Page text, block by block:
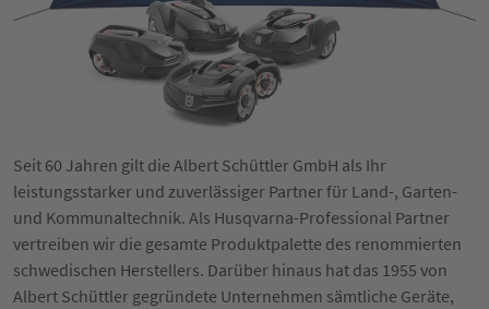
Seit 60 Jahren gilt die Albert Schüttler GmbH als Ihr
leistungsstarker und zuverlässiger Partner für Land-, Garten-
und Kommunaltechnik. Als Husqvarna-Professional Partner
vertreiben wir die gesamte Produktpalette des renommierten
schwedischen Herstellers. Darüber hinaus hat das 1955 von
Albert Schüttler gegründete Unternehmen sämtliche Geräte,